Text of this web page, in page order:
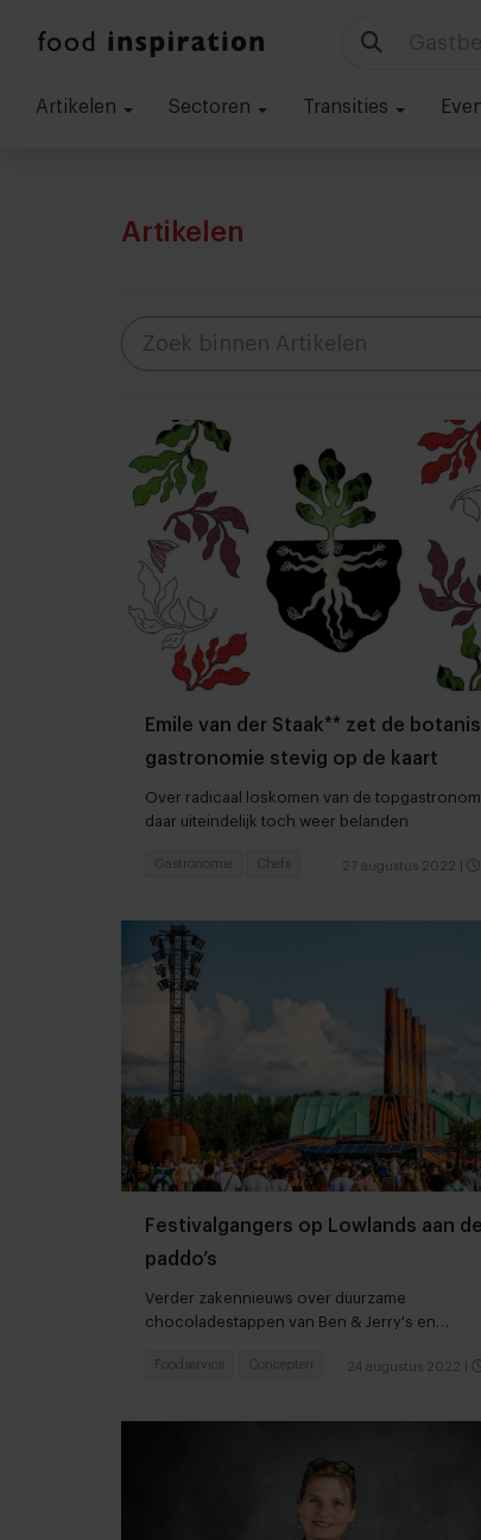
Artikelen Sectoren Transities
Artikelen
Emile van der Staak** zet de
gastronomie stevig op de kaart
Over radicaal loskomen van de
daar uiteindelijk toch weer belanden
27 augustus 2022
Gastronomie Chefs
Festivalgangers op Lowlands aan de
paddo’s
Verder zakennieuws over duurzame
chocoladestappen van Ben & Jerry's en
24 augustus 2022
Foodservice Concepten